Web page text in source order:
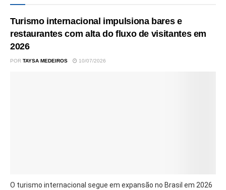
Turismo internacional impulsiona bares e
restaurantes com alta do fluxo de visitantes em
2026
POR TAYSA MEDEIROS 10/07/2026
O turismo internacional segue em expansão no Brasil em 2026